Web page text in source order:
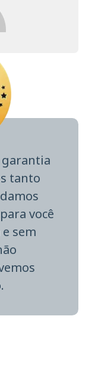
garantia
tanto
você
sem